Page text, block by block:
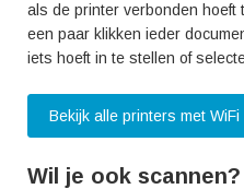
als de printer verbonden hoeft
een paar klikken ieder
iets hoeft in te stellen of
Bekijk alle printers met WiFi
Wil je ook scannen?